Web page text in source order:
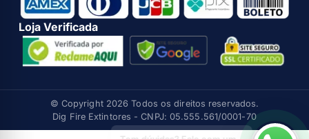
Loja Verificada
© Copyright 2026 Todos os direitos reservados.
Dig Fire Extintores - CNPJ: 05.555.561/0001-70